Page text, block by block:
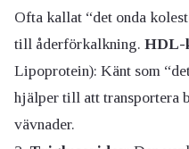
Ofta kallat “det onda
till åderförkalkning. HDL-
Lipoprotein): Känt som
hjälper till att transportera
vävnader.